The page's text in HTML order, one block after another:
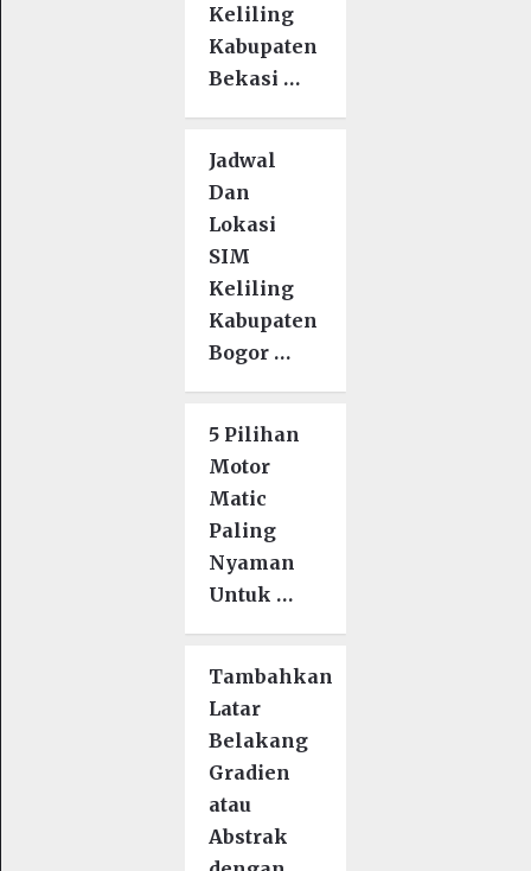
Keliling
Kabupaten
Bekasi …
Jadwal
Dan
Lokasi
SIM
Keliling
Kabupaten
Bogor …
5 Pilihan
Motor
Matic
Paling
Nyaman
Untuk …
Tambahkan
Latar
Belakang
Gradien
atau
Abstrak